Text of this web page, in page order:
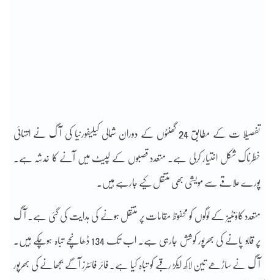
تفصیلا ت کے مطابق 24 گھنٹوں کے دوران شمالی کیلیفورنیا کی آگ نے انتہائی
خطرناک شکل اختیار کرلی ہے۔ متعدد قصبوں کے لپیٹ میں آنے کا خدشہ ہے۔
پورے علاقے سے مویشی بھی منتقل کیے جارہے ہیں۔
متعدد کاؤنٹیز کے لوگوں کو محفوظ مقامات پر منتقل ہونے کی ہدایت کی گئی ہے۔ آگ
پر قابو پانے کی بھرپور کوشش جارہی ہے۔ اب تک 134 ڈھانچے تباہ ہوچکے ہیں۔
آگ نے ساڑھے تین لاکھ ایکڑ رقبے کو تباہ کیا ہے۔ فائر فائٹرز آگے بجھانے کی بھرپور